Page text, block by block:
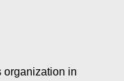
organization in